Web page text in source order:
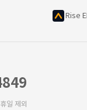
Rise
일 제외